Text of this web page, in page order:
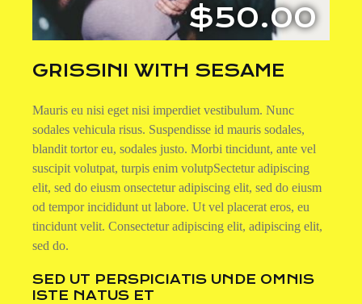
$50.00
GRISSINI WITH SESAME
Mauris eu nisi eget nisi imperdiet vestibulum. Nunc
sodales vehicula risus. Suspendisse id mauris sodales,
blandit tortor eu, sodales justo. Morbi tincidunt, ante vel
suscipit volutpat, turpis enim volutpSectetur adipiscing
elit, sed do eiusm onsectetur adipiscing elit, sed do eiusm
od tempor incididunt ut labore. Ut vel placerat eros, eu
tincidunt velit. Consectetur adipiscing elit, adipiscing elit,
sed do.
SED UT PERSPICIATIS UNDE OMNIS
ISTE NATUS ET